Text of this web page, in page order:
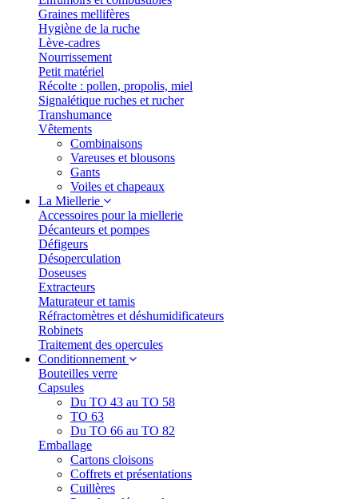
Graines mellifères
Hygiène de la ruche
Lève-cadres
Nourrissement
Petit matériel
Récolte : pollen, propolis, miel
Signalétique ruches et rucher
Transhumance
Vêtements
Combinaisons
Vareuses et blousons
Gants
Voiles et chapeaux
La Miellerie
Accessoires pour la miellerie
Décanteurs et pompes
Défigeurs
Désoperculation
Doseuses
Extracteurs
Maturateur et tamis
Réfractomètres et déshumidificateurs
Robinets
Traitement des opercules
Conditionnement
Bouteilles verre
Capsules
Du TO 43 au TO 58
TO 63
Du TO 66 au TO 82
Emballage
Cartons cloisons
Coffrets et présentations
Cuillères